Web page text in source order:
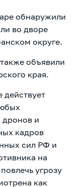
обнаружили
во дворе
округе.
объявили
края.
дронов и
кадров
сил РФ и
на
угрозу
как